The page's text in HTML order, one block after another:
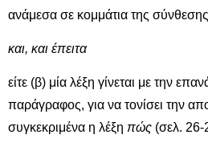
ανάμεσα σε κομμάτια της
και, και έπειτα
είτε (β) μία λέξη γίνεται με την
παράγραφος, για να τονίσει την
συγκεκριμένα η λέξη πώς (σελ. 26-